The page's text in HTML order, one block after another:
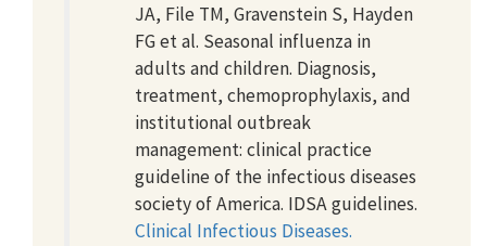
JA, File TM, Gravenstein S, Hayden
FG et al. Seasonal influenza in
adults and children. Diagnosis,
treatment, chemoprophylaxis, and
institutional outbreak
management: clinical practice
guideline of the infectious diseases
society of America. IDSA guidelines.
Clinical Infectious Diseases.